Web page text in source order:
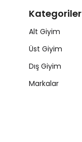
Kategoriler
Alt Giyim
Üst Giyim
Dış Giyim
Markalar